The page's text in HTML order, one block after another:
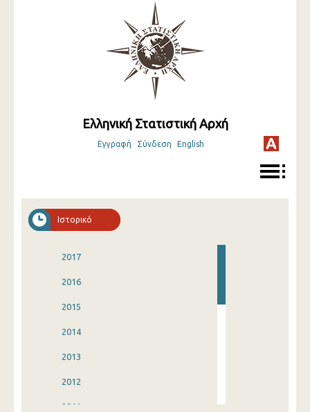
Ελληνική Στατιστική Αρχή
Εγγραφή Σύνδεση English
Ιστορικό
2017
2016
2015
2014
2013
2012
2011